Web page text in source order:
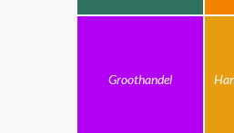
Groothandel